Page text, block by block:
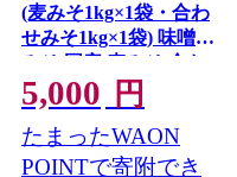
(麦みそ1kg×1袋・合わ
せみそ1kg×1袋) 味噌
みそ 国産 麦みそ 合わ
せ味噌 味噌汁 みそ汁
セット 安心安全 【山
門醸造】
5,000 円
たまったWAON
POINTで寄附でき